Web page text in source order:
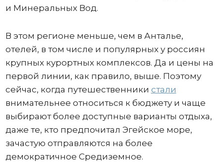
и Минеральных Вод.
В этом регионе меньше, чем в Анталье,
отелей, в том числе и популярных у россиян
крупных курортных комплексов. Да и цены на
первой линии, как правило, выше. Поэтому
сейчас, когда путешественники стали
внимательнее относиться к бюджету и чаще
выбирают более доступные варианты отдыха,
даже те, кто предпочитал Эгейское море,
зачастую отправляются на более
демократичное Средиземное.